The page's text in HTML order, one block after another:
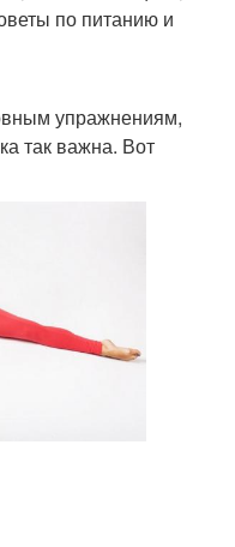
по питанию и
упражнениям,
так важна. Вот